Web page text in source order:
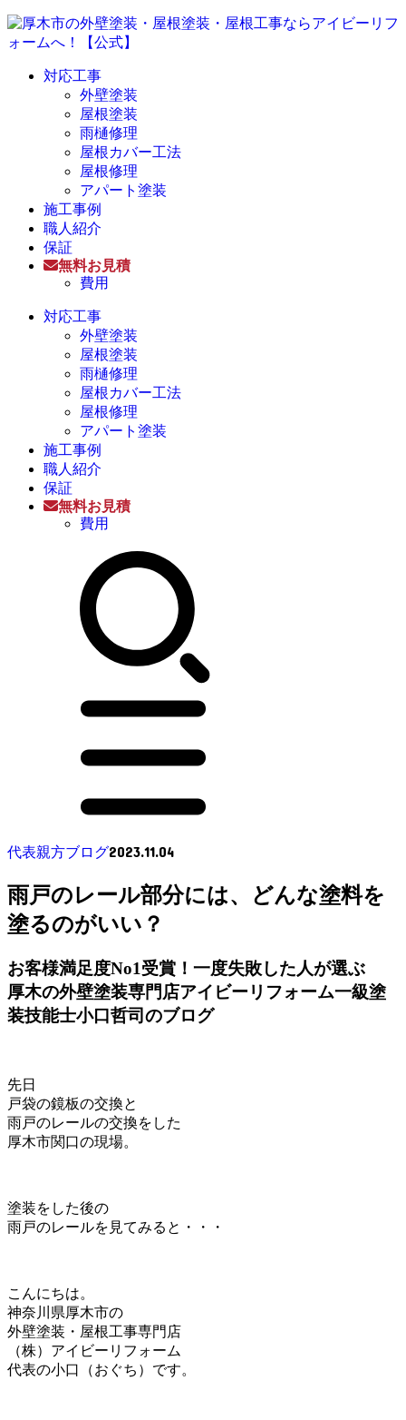
対応工事
外壁塗装
屋根塗装
雨樋修理
屋根カバー工法
屋根修理
アパート塗装
施工事例
職人紹介
保証
無料お見積
費用
対応工事
外壁塗装
屋根塗装
雨樋修理
屋根カバー工法
屋根修理
アパート塗装
施工事例
職人紹介
保証
無料お見積
費用
代表親方ブログ2023.11.04
雨戸のレール部分には、どんな塗料を
塗るのがいい？
お客様満足度No1受賞！一度失敗した人が選ぶ
厚木の外壁塗装専門店アイビーリフォーム一級塗
装技能士小口哲司のブログ
先日
戸袋の鏡板の交換と
雨戸のレールの交換をした
厚木市関口の現場。
塗装をした後の
雨戸のレールを見てみると・・・
こんにちは。
神奈川県厚木市の
外壁塗装・屋根工事専門店
（株）アイビーリフォーム
代表の小口（おぐち）です。